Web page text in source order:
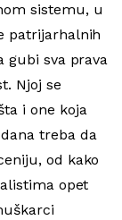
sistemu, u
patrijarhalnih
gubi sva prava
Njoj se
i one koja
treba da
od kako
opet